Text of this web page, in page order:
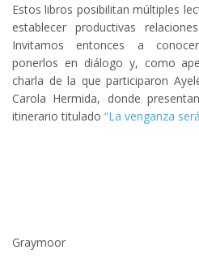
Estos libros posibilitan múltiples
establecer productivas
Invitamos entonces a
ponerlos en diálogo y, como
charla de la que participaron
Carola Hermida, donde
itinerario titulado “La venganza
Graymoor